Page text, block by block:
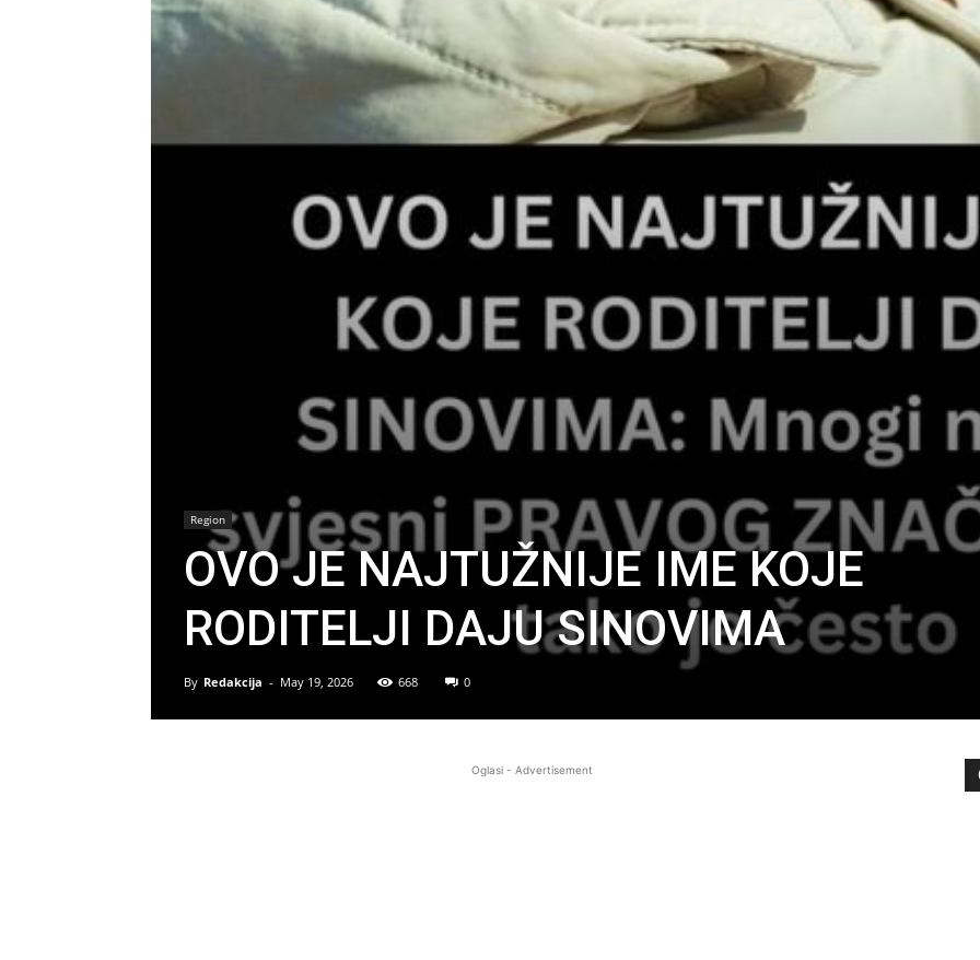
Region
OVO JE NAJTUŽNIJE IME KOJE
RODITELJI DAJU SINOVIMA
By Redakcija - May 19, 2026 668 0
Oglasi - Advertisement